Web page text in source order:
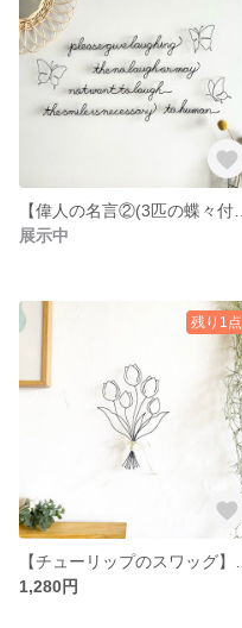
展示中
残り1点
1,280円